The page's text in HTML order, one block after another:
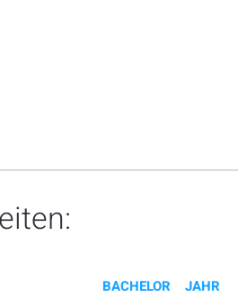
BACHELOR JAHR